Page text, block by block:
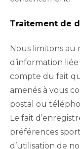
Traitement de
Nous limitons
d’information
compte du fait
amenés à vous
postal ou
Le fait
préférences
d’utilisation de